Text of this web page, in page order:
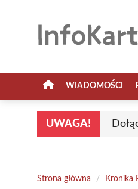
WIADOMOŚCI
UWAGA!
Strona główna / Kronika